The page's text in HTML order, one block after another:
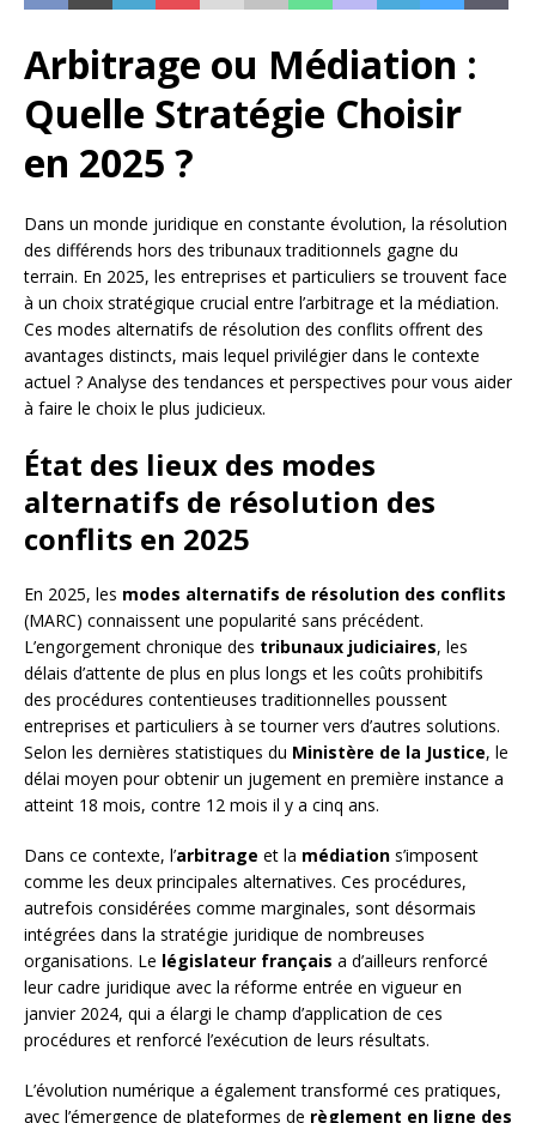
Arbitrage ou Médiation :
Quelle Stratégie Choisir
en 2025 ?
Dans un monde juridique en constante évolution, la résolution
des différends hors des tribunaux traditionnels gagne du
terrain. En 2025, les entreprises et particuliers se trouvent face
à un choix stratégique crucial entre l’arbitrage et la médiation.
Ces modes alternatifs de résolution des conflits offrent des
avantages distincts, mais lequel privilégier dans le contexte
actuel ? Analyse des tendances et perspectives pour vous aider
à faire le choix le plus judicieux.
État des lieux des modes
alternatifs de résolution des
conflits en 2025
En 2025, les modes alternatifs de résolution des conflits
(MARC) connaissent une popularité sans précédent.
L’engorgement chronique des tribunaux judiciaires, les
délais d’attente de plus en plus longs et les coûts prohibitifs
des procédures contentieuses traditionnelles poussent
entreprises et particuliers à se tourner vers d’autres solutions.
Selon les dernières statistiques du Ministère de la Justice, le
délai moyen pour obtenir un jugement en première instance a
atteint 18 mois, contre 12 mois il y a cinq ans.
Dans ce contexte, l’arbitrage et la médiation s’imposent
comme les deux principales alternatives. Ces procédures,
autrefois considérées comme marginales, sont désormais
intégrées dans la stratégie juridique de nombreuses
organisations. Le législateur français a d’ailleurs renforcé
leur cadre juridique avec la réforme entrée en vigueur en
janvier 2024, qui a élargi le champ d’application de ces
procédures et renforcé l’exécution de leurs résultats.
L’évolution numérique a également transformé ces pratiques,
avec l’émergence de plateformes de règlement en ligne des